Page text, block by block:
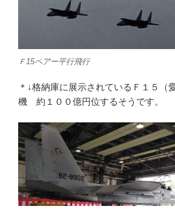
Ｆ15ペアー平行飛行
＊↓格納庫に展示されているＦ１５（
機 約１００億円位するそうです。